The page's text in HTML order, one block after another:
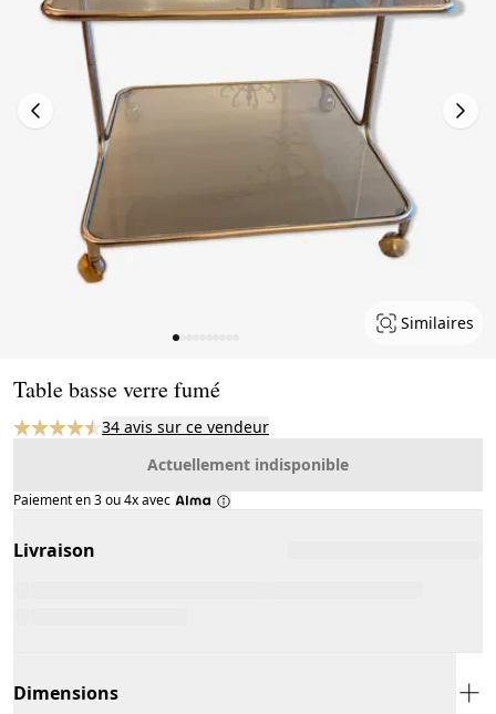
Similaires
Table basse verre fumé
34 avis sur ce vendeur
Actuellement indisponible
Paiement en 3 ou 4x avec
Livraison
Dimensions